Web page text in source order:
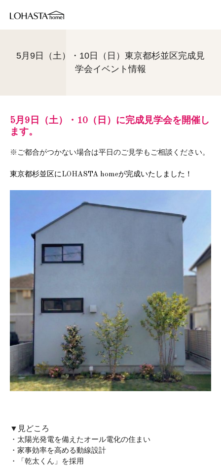
5月9日（土）・10日（日）東京都杉並区完成見
学会イベント情報
5月9日（土）・10（日）に完成見学会を開催し
ます。
※ご都合がつかない場合は平日のご見学もご相談ください。
東京都杉並区にLOHASTA homeが完成いたしました！
▼見どころ
・太陽光発電を備えたオール電化の住まい
・家事効率を高める動線設計
・「乾太くん」を採用